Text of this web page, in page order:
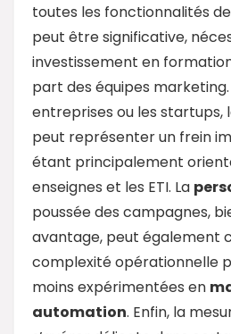
toutes les fonctionnalités
peut être significative,
investissement en
part des équipes
entreprises ou les startups,
peut représenter un frein
étant principalement
enseignes et les ETI. La
poussée des campagnes,
avantage, peut également
complexité opérationnelle
moins expérimentées en
automation. Enfin, la